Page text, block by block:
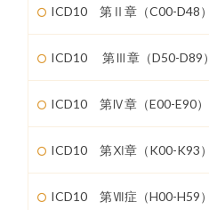
ICD10 第Ⅱ章（C00-D48）
ICD10 第Ⅲ章（D50-D89）
ICD10 第Ⅳ章（E00-E90）
ICD10 第Ⅺ章（K00-K93）
ICD10 第Ⅶ症（H00-H59）